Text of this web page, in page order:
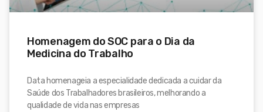
Homenagem do SOC para o Dia da
Medicina do Trabalho
Data homenageia a especialidade dedicada a cuidar da
Saúde dos Trabalhadores brasileiros, melhorando a
qualidade de vida nas empresas